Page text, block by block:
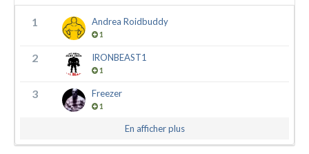
1 Andrea Roidbuddy
1
2 IRONBEAST1
1
3 Freezer
1
En afficher plus